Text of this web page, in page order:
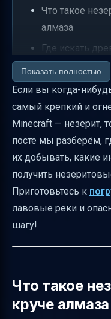
Что такое
алмаза
Где искать
мире
Как найти и
Как работает
безопасности
Метод с
смерти
Зачарованная
Апгрейд
Показать полностью
Если вы когда-
самый крепкий и
Minecraft — незерит,
посте мы разберём,
их добывать, какие
получить
Приготовьтесь к
лавовые реки и
шагу!
Что такое
круче алмаза